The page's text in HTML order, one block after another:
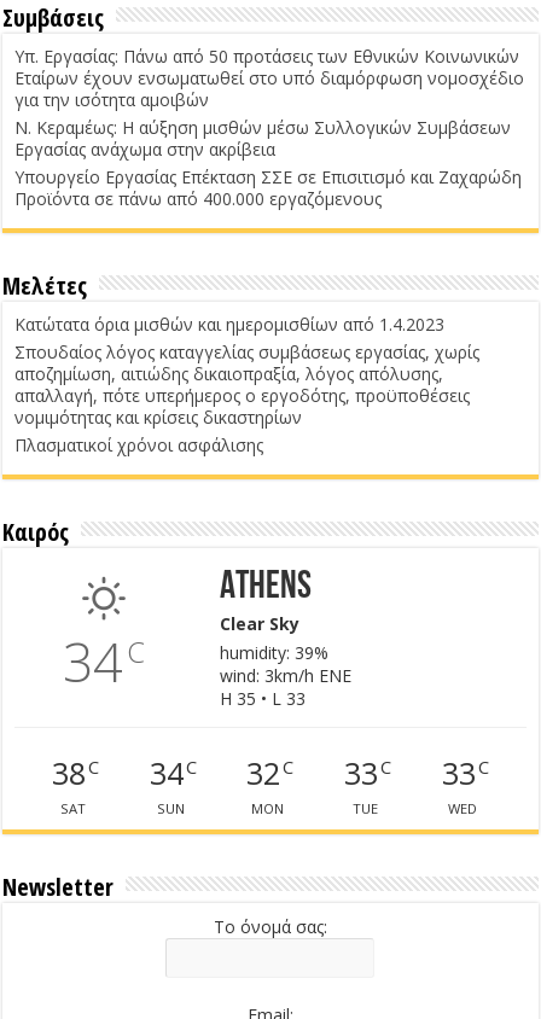
Συμβάσεις
Υπ. Εργασίας: Πάνω από 50 προτάσεις των Εθνικών Κοινωνικών
Εταίρων έχουν ενσωματωθεί στο υπό διαμόρφωση νομοσχέδιο
για την ισότητα αμοιβών
Ν. Κεραμέως: Η αύξηση μισθών μέσω Συλλογικών Συμβάσεων
Εργασίας ανάχωμα στην ακρίβεια
Υπουργείο Εργασίας Επέκταση ΣΣΕ σε Επισιτισμό και Ζαχαρώδη
Προϊόντα σε πάνω από 400.000 εργαζόμενους
Μελέτες
Κατώτατα όρια μισθών και ημερομισθίων από 1.4.2023
Σπουδαίος λόγος καταγγελίας συμβάσεως εργασίας, χωρίς
αποζημίωση, αιτιώδης δικαιοπραξία, λόγος απόλυσης,
απαλλαγή, πότε υπερήμερος ο εργοδότης, προϋποθέσεις
νομιμότητας και κρίσεις δικαστηρίων
Πλασματικοί χρόνοι ασφάλισης
Καιρός
34C
Athens
Clear Sky
humidity: 39%
wind: 3km/h ENE
H 35 • L 33
38C
SAT
34C
SUN
32C
MON
33C
TUE
33C
WED
Newsletter
Το όνομά σας: